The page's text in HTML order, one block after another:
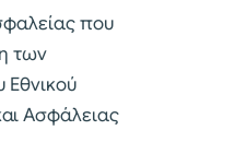
που
των
Εθνικού
Ασφάλειας